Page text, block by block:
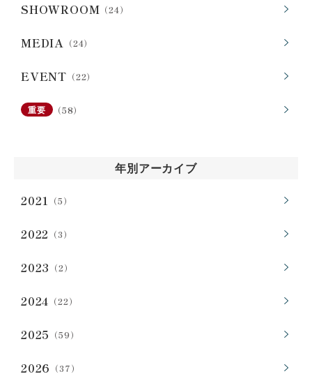
SHOWROOM （24）
MEDIA （24）
EVENT （22）
重要 （58）
年別アーカイブ
2021 （5）
2022 （3）
2023 （2）
2024 （22）
2025 （59）
2026 （37）